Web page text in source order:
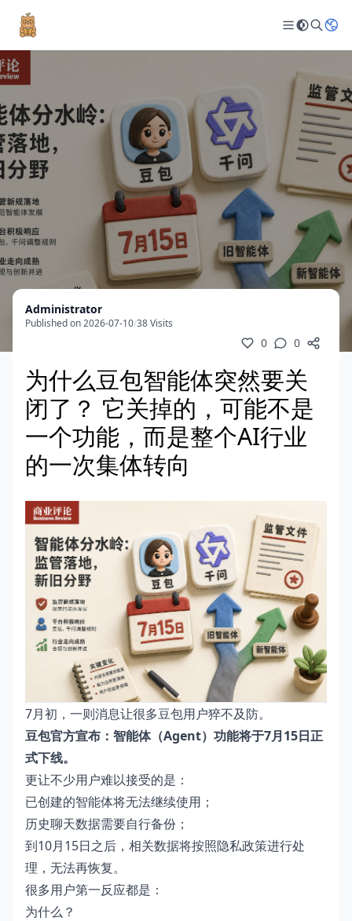
Administrator
Published on 2026-07-10/38 Visits
0 0
为什么豆包智能体突然要关
闭了？ 它关掉的，可能不是
一个功能，而是整个AI行业
的一次集体转向
7月初，一则消息让很多豆包用户猝不及防。
豆包官方宣布：智能体（Agent）功能将于7月15日正
式下线。
更让不少用户难以接受的是：
已创建的智能体将无法继续使用；
历史聊天数据需要自行备份；
到10月15日之后，相关数据将按照隐私政策进行处
理，无法再恢复。
很多用户第一反应都是：
为什么？